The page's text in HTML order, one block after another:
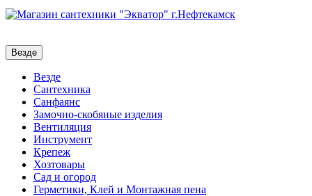
Везде
Везде
Сантехника
Санфаянс
Замочно-скобяные изделия
Вентиляция
Инструмент
Крепеж
Хозтовары
Сад и огород
Герметики, Клей и Монтажная пена